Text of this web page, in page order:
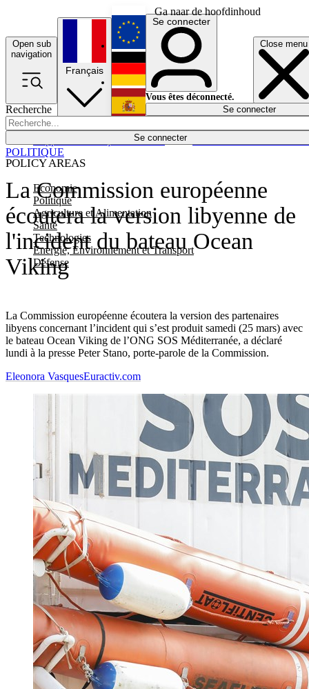
Ga naar de hoofdinhoud
Open sub
navigation
Close menu
Recherche
Se connecter
POLICY AREAS
Economie
Politique
Agriculture et Alimentation
Santé
Technologies
Energie, Environnement et Transport
Défense
Économie
Français
English
Deutsch
Español
Se connecter
Vous êtes déconnecté.
Se connecter
La Commission européenne
écoutera la version libyenne de
l'incident du bateau Ocean
Viking
La Commission européenne écoutera la version des partenaires
libyens concernant l’incident qui s’est produit samedi (25 mars) avec
le bateau Ocean Viking de l’ONG SOS Méditerranée, a déclaré
lundi à la presse Peter Stano, porte-parole de la Commission.
POLITIQUE
Eleonora VasquesEuractiv.com